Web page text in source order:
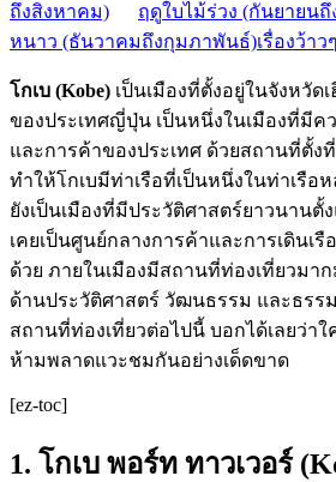
ถึงสิงหาคม)
ฤดูใบไม้ร่วง (กันยายน
หนาว (ธันวาคมถึงกุมภาพันธ์)เรื่องว้าว
โกเบ (Kobe) เป็นเมืองที่ตั้งอยู่ในจังหวัด
ของประเทศญี่ปุ่น เป็นหนึ่งในเมืองที่มีค
และการค้าของประเทศ ด้วยสถานที่ตั้ง
ทำให้โกเบมีท่าเรือที่เป็นหนึ่งในท่าเรื
ยังเป็นเมืองที่มีประวัติศาสตร์ยาวนาน
เคยเป็นศูนย์กลางการค้าและการเดินเ
ด้วย ภายในเมืองมีสถานที่ท่องเที่ยวมา
ด้านประวัติศาสตร์ วัฒนธรรม และธรร
สถานที่ท่องเที่ยวต่อไปนี้ บอกได้เลยว่าใ
ห้ามพลาดแวะชมกันอย่างเด็ดขาด
[ez-toc]
1. โกเบ พอร์ท ทาวเวอร์